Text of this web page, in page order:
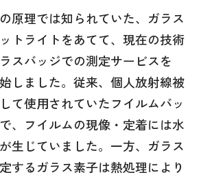
原理では知られていた、ガラス
トライトをあてて、現在の技術
スバッジでの測定サービスを
しました。従来、個人放射線被
て使用されていたフイルムバッ
、フイルムの現像・定着には水
生じていました。一方、ガラス
するガラス素子は熱処理により